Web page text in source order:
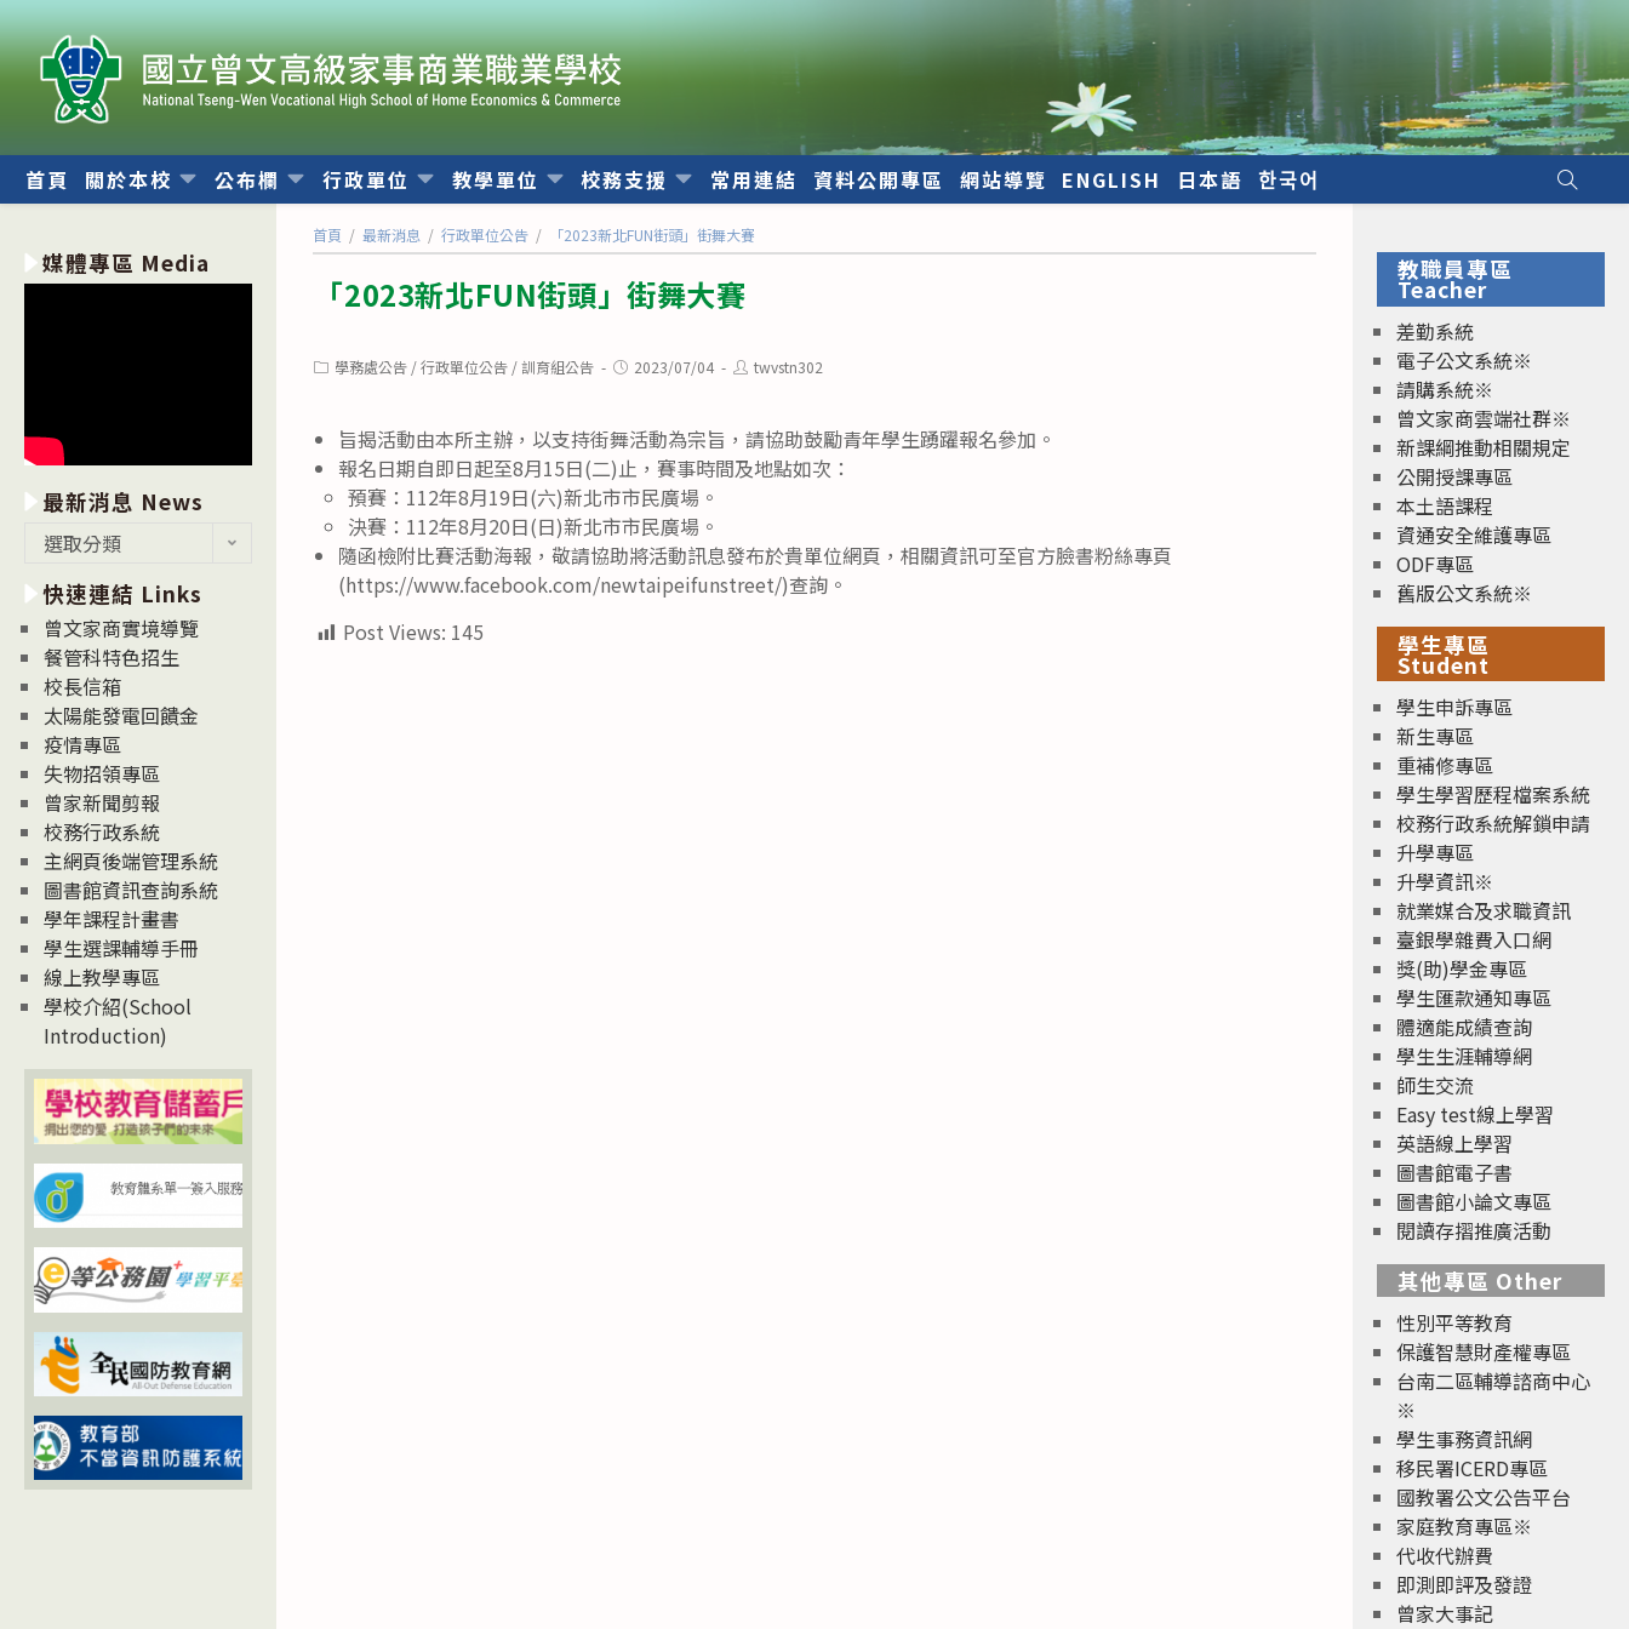
跳
轉
至
內
首頁 關於本校 公布欄 行政單位 教學單位 校務支援 常用連結 資料公開專區 網站導覽 ENGLISH 日本語 한국어
首頁 / 最新消息 / 行政單位公告 / 「2023新北FUN街頭」街舞大賽
「2023新北FUN街頭」街舞大賽
Post學務處公告 / 行政單位公告 / 訓育組公告
Post2023/07/04
Posttwvstn302
旨揭活動由本所主辦，以支持街舞活動為宗旨，請協助鼓勵青年學生踴躍報名參加。
報名日期自即日起至8月15日(二)止，賽事時間及地點如次：
預賽：112年8月19日(六)新北市市民廣場。
決賽：112年8月20日(日)新北市市民廣場。
隨函檢附比賽活動海報，敬請協助將活動訊息發布於貴單位網頁，相關資訊可至官方臉書粉絲專頁
(https://www.facebook.com/newtaipeifunstreet/)查詢。
Post Views: 145
媒體專區 Media
最新消息 News
消
息
News
選取分類
快速連結 Links
曾文家商實境導覽
餐管科特色招生
校長信箱
太陽能發電回饋金
疫情專區
失物招領專區
曾家新聞剪報
校務行政系統
主網頁後端管理系統
圖書館資訊查詢系統
學年課程計畫書
學生選課輔導手冊
線上教學專區
學校介紹(School
Introduction)
教職員專區
Teacher
差勤系統
電子公文系統※
請購系統※
曾文家商雲端社群※
新課綱推動相關規定
公開授課專區
本土語課程
資通安全維護專區
ODF專區
舊版公文系統※
學生專區
Student
學生申訴專區
新生專區
重補修專區
學生學習歷程檔案系統
校務行政系統解鎖申請
升學專區
升學資訊※
就業媒合及求職資訊
臺銀學雜費入口網
獎(助)學金專區
學生匯款通知專區
體適能成績查詢
學生生涯輔導網
師生交流
Easy test線上學習
英語線上學習
圖書館電子書
圖書館小論文專區
閱讀存摺推廣活動
其他專區 Other
性別平等教育
保護智慧財產權專區
台南二區輔導諮商中心
※
學生事務資訊網
移民署ICERD專區
國教署公文公告平台
家庭教育專區※
代收代辦費
即測即評及發證
曾家大事記